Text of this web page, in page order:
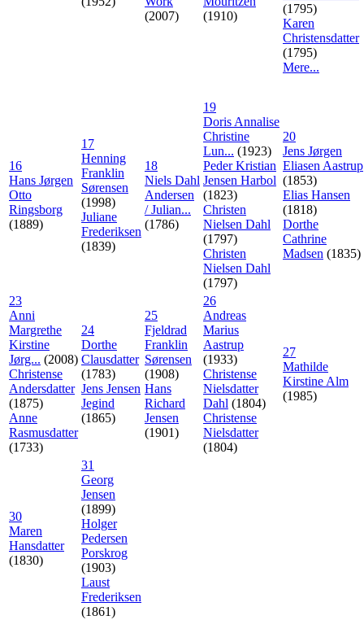
(2007)
(1910)
(1795)
Karen
Christensdatter
(1795)
Mere...
16
Hans Jørgen
Otto
Ringsborg
(1889)
17
Henning
Franklin
Sørensen
(1998)
Juliane
Frederiksen
(1839)
18
Niels Dahl
Andersen
/ Julian...
(1786)
19
Doris Annalise
Christine
Lun... (1923)
Peder Kristian
Jensen Harbol
(1823)
Christen
Nielsen Dahl
(1797)
Christen
Nielsen Dahl
(1797)
20
Jens Jørgen
Eliasen Aastrup
(1853)
Elias Hansen
(1818)
Dorthe
Cathrine
Madsen (1835)
23
Anni
Margrethe
Kirstine
Jørg... (2008)
Christense
Andersdatter
(1875)
Anne
Rasmusdatter
(1733)
24
Dorthe
Clausdatter
(1783)
Jens Jensen
Jegind
(1865)
25
Fjeldrad
Franklin
Sørensen
(1908)
Hans
Richard
Jensen
(1901)
26
Andreas
Marius
Aastrup
(1933)
Christense
Nielsdatter
Dahl (1804)
Christense
Nielsdatter
(1804)
27
Mathilde
Kirstine Alm
(1985)
30
Maren
Hansdatter
(1830)
31
Georg
Jensen
(1899)
Holger
Pedersen
Porskrog
(1903)
Laust
Frederiksen
(1861)